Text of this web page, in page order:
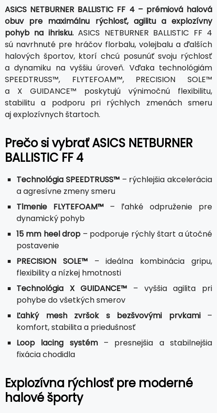
ASICS NETBURNER BALLISTIC FF 4 – prémiová halová
obuv pre maximálnu rýchlosť, agilitu a explozívny
pohyb na ihrisku.ASICS NETBURNER BALLISTIC FF 4
sú navrhnuté pre hráčov florbalu, volejbalu a ďalších
halových športov, ktorí chcú posunúť svoju rýchlosť
a dynamiku na vyššiu úroveň. Vďaka technológiám
SPEEDTRUSS™, FLYTEFOAM™, PRECISION SOLE™
a X GUIDANCE™ poskytujú výnimočnú flexibilitu,
stabilitu a podporu pri rýchlych zmenách smeru
aj explozívnych štartoch.
Prečo si vybrať ASICS NETBURNER
BALLISTIC FF 4
Technológia SPEEDTRUSS™– rýchlejšia akcelerácia
a agresívne zmeny smeru
Tlmenie FLYTEFOAM™ – ľahké odpruženie pre
dynamický pohyb
15 mm heel drop – podporuje rýchly štart a útočné
postavenie
PRECISION SOLE™– ideálna kombinácia gripu,
flexibility a nízkej hmotnosti
Technológia X GUIDANCE™ – vyššia agilita pri
pohybe do všetkých smerov
Ľahký mesh zvršok s bezšvovými prvkami–
komfort, stabilita a priedušnosť
Loop lacing systém– presnejšia a stabilnejšia
fixácia chodidla
Explozívna rýchlosť pre moderné
halové športy